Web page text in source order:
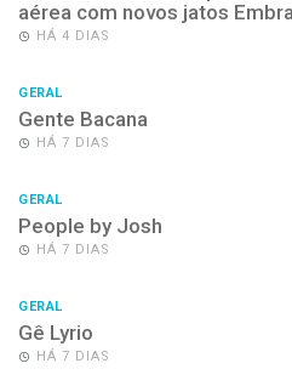
aérea com novos jatos
HÁ 4 DIAS
GERAL
Gente Bacana
HÁ 7 DIAS
GERAL
People by Josh
HÁ 7 DIAS
GERAL
Gê Lyrio
HÁ 7 DIAS